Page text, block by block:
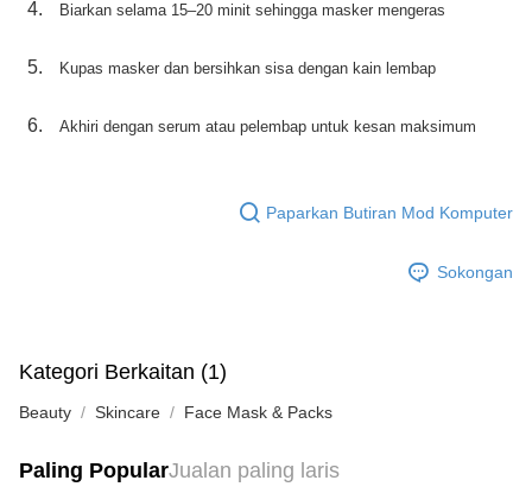
Biarkan selama 15–20 minit sehingga masker mengeras
Kupas masker dan bersihkan sisa dengan kain lembap
Akhiri dengan serum atau pelembap untuk kesan maksimum
Paparkan Butiran Mod Komputer
Sokongan
Kategori Berkaitan (1)
Beauty Skincare Face Mask & Packs
Paling PopularJualan paling laris